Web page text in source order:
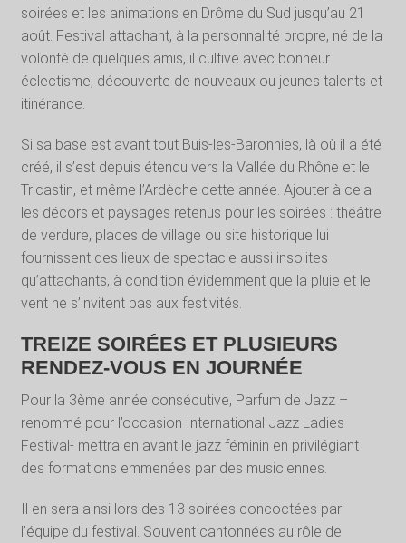
soirées et les animations en Drôme du Sud jusqu’au 21
août. Festival attachant, à la personnalité propre, né de la
volonté de quelques amis, il cultive avec bonheur
éclectisme, découverte de nouveaux ou jeunes talents et
itinérance.
Si sa base est avant tout Buis-les-Baronnies, là où il a été
créé, il s’est depuis étendu vers la Vallée du Rhône et le
Tricastin, et même l’Ardèche cette année. Ajouter à cela
les décors et paysages retenus pour les soirées : théâtre
de verdure, places de village ou site historique lui
fournissent des lieux de spectacle aussi insolites
qu’attachants, à condition évidemment que la pluie et le
vent ne s’invitent pas aux festivités.
TREIZE SOIRÉES ET PLUSIEURS
RENDEZ-VOUS EN JOURNÉE
Pour la 3ème année consécutive, Parfum de Jazz –
renommé pour l’occasion International Jazz Ladies
Festival- mettra en avant le jazz féminin en privilégiant
des formations emmenées par des musiciennes.
Il en sera ainsi lors des 13 soirées concoctées par
l’équipe du festival. Souvent cantonnées au rôle de